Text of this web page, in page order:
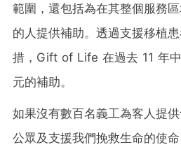
範圍，還包括為在其整個服務
的人提供補助。透過支援移植
措，Gift of Life 在過去 11 年
元的補助。
如果沒有數百名義工為客人提
公眾及支援我們挽救生命的使